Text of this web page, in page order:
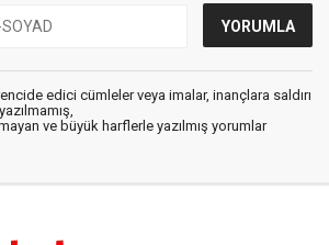
edici cümleler veya imalar, inançlara saldırı
ve büyük harflerle yazılmış yorumlar